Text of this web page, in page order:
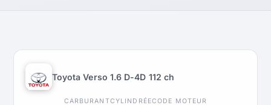
Toyota Verso 1.6 D-4D 112 ch
CARBURANTCYLINDRÉECODE MOTEUR